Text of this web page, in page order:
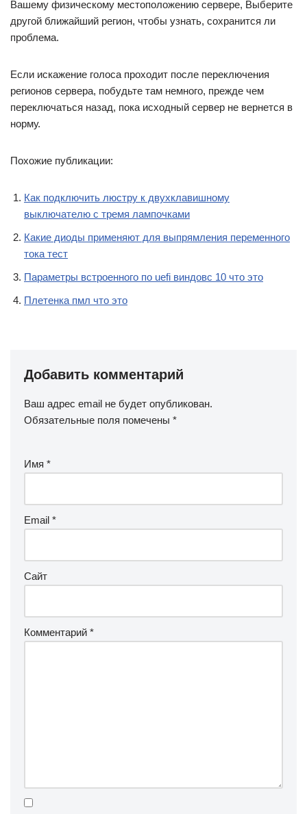
Похожие публикации:
Какие диоды применяют для выпрямления переменного
тока тест
Параметры встроенного по uefi виндовс 10 что это
Ваш адрес email не будет опубликован.
Обязательные поля помечены
Email*
Сайт